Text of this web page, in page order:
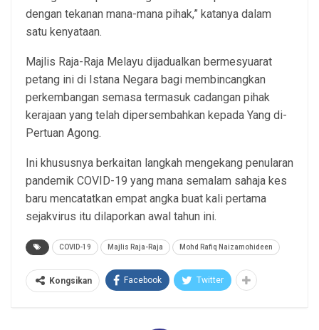
dengan tekanan mana-mana pihak,” katanya dalam
satu kenyataan.
Majlis Raja-Raja Melayu dijadualkan bermesyuarat
petang ini di Istana Negara bagi membincangkan
perkembangan semasa termasuk cadangan pihak
kerajaan yang telah dipersembahkan kepada Yang di-
Pertuan Agong.
Ini khususnya berkaitan langkah mengekang penularan
pandemik COVID-19 yang mana semalam sahaja kes
baru mencatatkan empat angka buat kali pertama
sejakvirus itu dilaporkan awal tahun ini.
COVID-19 Majlis Raja-Raja Mohd Rafiq Naizamohideen
Kongsikan Facebook Twitter